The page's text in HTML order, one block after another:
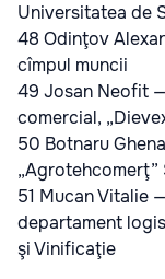
Universitatea de
48 Odinţov
cîmpul muncii
49 Josan Neofit
comercial,
50 Botnaru
„Agrotehcomerţ”
51 Mucan Vitalie
departament
şi Vinificaţie